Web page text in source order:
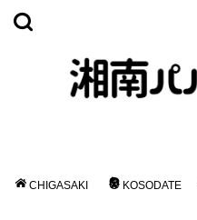
CHIGASAKI KOSODATE